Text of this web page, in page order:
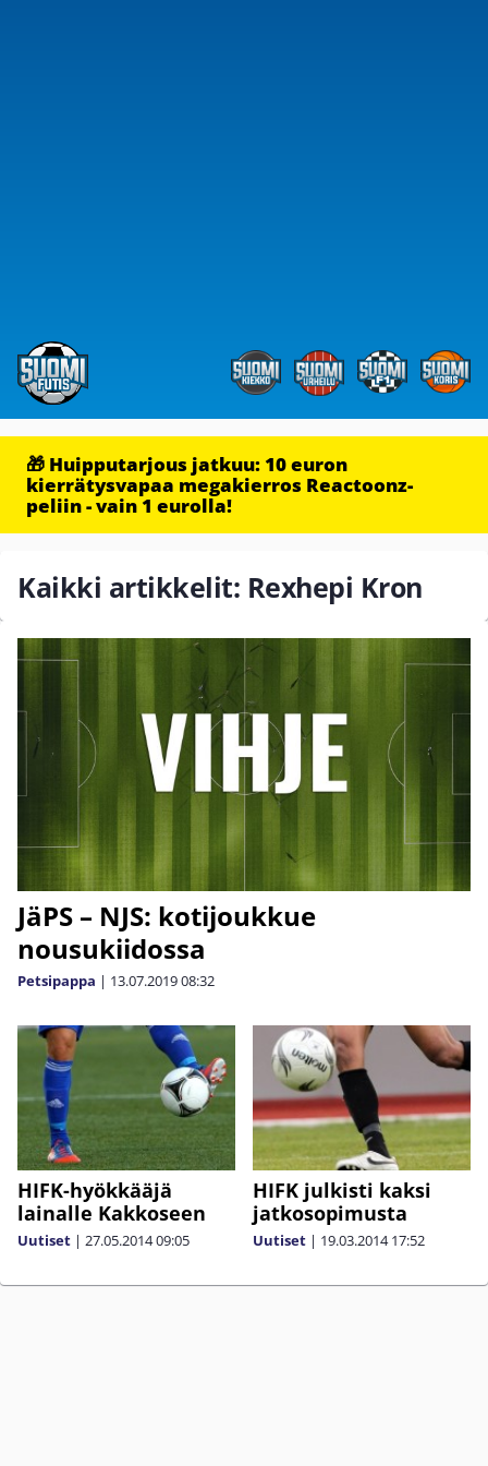
🎁 Huipputarjous jatkuu: 10 euron
kierrätysvapaa megakierros Reactoonz-
peliin - vain 1 eurolla!
Kaikki artikkelit: Rexhepi Kron
JäPS – NJS: kotijoukkue
nousukiidossa
Petsipappa | 13.07.201908:32
HIFK-hyökkääjä
lainalle Kakkoseen
Uutiset | 27.05.201409:05
HIFK julkisti kaksi
jatkosopimusta
Uutiset | 19.03.2014 17:52